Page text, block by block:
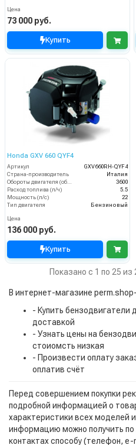
Цена
73 000 руб.
Купить
Honda GXV 660 QYF4
Артикул
GXV660RH-QYF4
Страна-производитель
Италия
3600
Расход топлива (л/ч)
5.5
Мощность (л/с)
22
Тип двигателя
Бензиновый
Цена
136 000 руб.
Купить
Показано с 1 по 25
В интернет-магазине
- Купить
доставкой
- Узнать цены на
стоиомсть низкая
- Произвести оплату
оплатив счёт
Перед совершением покупки
подробной информацией о
характеристики всех моделей
информацию можно получить по
контактах способу (телефон,